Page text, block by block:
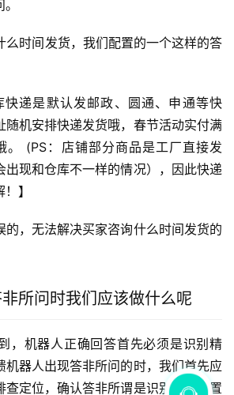
么时间发货，我们配置的一个这样的答
快递是默认发邮政、圆通、申通等快
随机安排快递发货哦，春节活动实付满
。 (PS：店铺部分商品是工厂直接发
出现和仓库不一样的情况），因此快递
】
的，无法解决买家咨询什么时间发货的
所问时我们应该做什么呢
，机器人正确回答首先必须是识别精
机器人出现答非所问的时，我们首先应
查定位，确认答非所谓是识别还是配置